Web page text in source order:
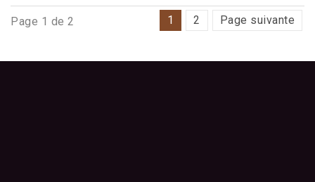
Page 1 de 2 1 2 Page suivante